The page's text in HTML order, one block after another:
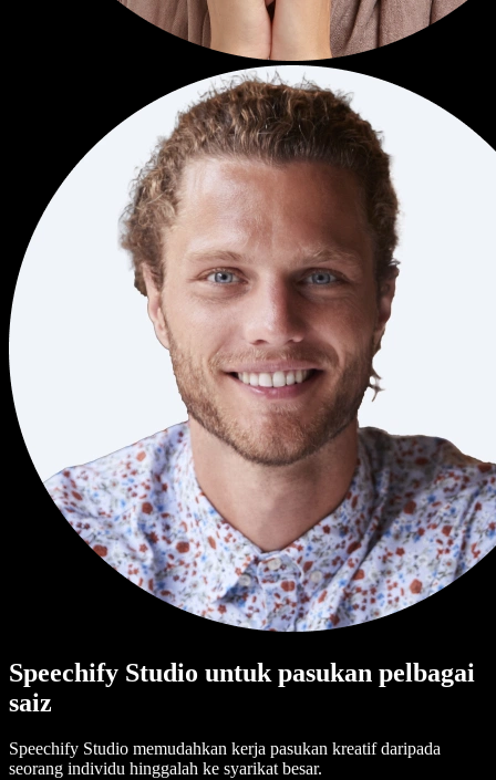
Speechify Studio untuk pasukan pelbagai
saiz
Speechify Studio memudahkan kerja pasukan kreatif daripada
seorang individu hinggalah ke syarikat besar.